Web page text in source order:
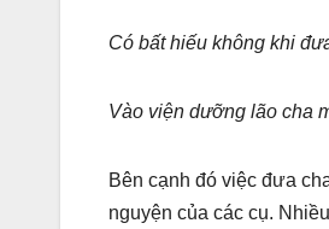
Có bất hiếu không khi
Vào viện dưỡng lão cha
Bên cạnh đó việc đưa
nguyện của các cụ.